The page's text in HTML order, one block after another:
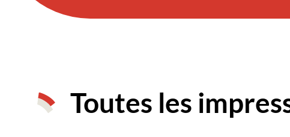
Toutes les